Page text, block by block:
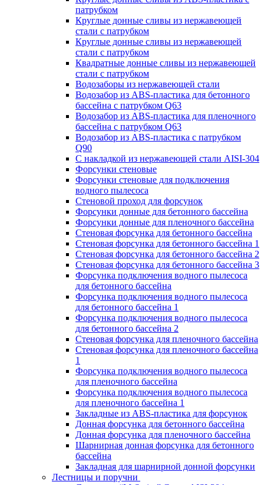
патрубком
Круглые донные сливы из нержавеющей
стали с патрубком
Круглые донные сливы из нержавеющей
стали с патрубком
Квадратные донные сливы из нержавеющей
стали с патрубком
Водозаборы из нержавеющей стали
Водозабор из ABS-пластика для бетонного
бассейна с патрубком Q63
Водозабор из ABS-пластика для пленочного
бассейна с патрубком Q63
Водозабор из ABS-пластика с патрубком
Q90
С накладкой из нержавеющей стали AISI-304
Форсунки стеновые
Форсунки стеновые для подключения
водного пылесоса
Стеновой проход для форсунок
Форсунки донные для бетонного бассейна
Форсунки донные для пленочного бассейна
Стеновая форсунка для бетонного бассейна
Стеновая форсунка для бетонного бассейна 1
Стеновая форсунка для бетонного бассейна 2
Стеновая форсунка для бетонного бассейна 3
Форсунка подключения водного пылесоса
для бетонного бассейна
Форсунка подключения водного пылесоса
для бетонного бассейна 1
Форсунка подключения водного пылесоса
для бетонного бассейна 2
Стеновая форсунка для пленочного бассейна
Стеновая форсунка для пленочного бассейна
1
Форсунка подключения водного пылесоса
для пленочного бассейна
Форсунка подключения водного пылесоса
для пленочного бассейна 1
Закладные из ABS-пластика для форсунок
Донная форсунка для бетонного бассейна
Донная форсунка для пленочного бассейна
Шарнирная донная форсунка для бетонного
бассейна
Закладная для шарнирной донной форсунки
Лестницы и поручни